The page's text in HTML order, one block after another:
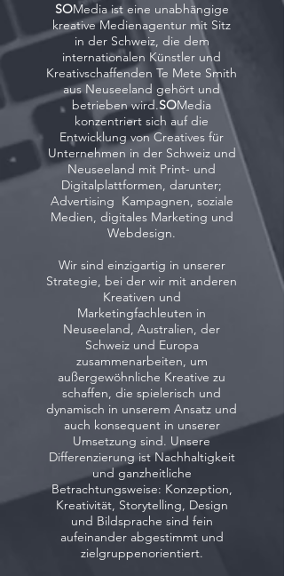
SOMedia ist eine unabhängige
kreative Medienagentur mit Sitz
in der Schweiz, die dem
internationalen Künstler und
Kreativschaffenden Te Mete Smith
aus Neuseeland gehört und
betrieben wird.SOMedia
konzentriert sich auf die
Entwicklung von Creatives für
Unternehmen in der Schweiz und
Neuseeland mit Print- und
Digitalplattformen, darunter;
Advertising Kampagnen, soziale
Medien, digitales Marketing und
Webdesign.
Wir sind einzigartig in unserer
Strategie, bei der wir mit anderen
Kreativen und
Marketingfachleuten in
Neuseeland, Australien, der
Schweiz und Europa
zusammenarbeiten, um
außergewöhnliche Kreative zu
schaffen, die spielerisch und
dynamisch in unserem Ansatz und
auch konsequent in unserer
Umsetzung sind. Unsere
Differenzierung ist Nachhaltigkeit
und ganzheitliche
Betrachtungsweise: Konzeption,
Kreativität, Storytelling, Design
und Bildsprache sind fein
aufeinander abgestimmt und
zielgruppenorientiert.